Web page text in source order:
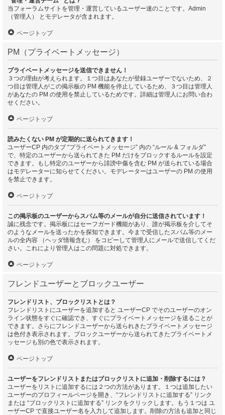
当フォーラムサイトを管理・運営しているユーザー達のことです。Admin
（管理人） とモデレータが含まれます。
ページトップ
PM（プライベートメッセージ）
プライベートメッセージを送信できません！
３つの理由が考えられます。１つ目はあなたが登録ユーザーでないため、２
つ目は管理人がこの掲示板の PM 機能を停止しているため、３つ目は管理人
があなたの PM の使用を禁止しているためです。詳細は管理人にお問い合わ
せください。
ページトップ
読みたくない PM が定期的に送られてきます！
ユーザーCP 内のタブ “プライベートメッセージ” 内の “ルール & フォルダ”
で、特定のユーザーから送られてきた PM だけをブロックするルールを設定
できます。もし特定のユーザーから誹謗中傷を含む PM が送られている場合
はモデレーターに知らせてください。モデレーターはユーザーの PM の使用
を禁止できます。
ページトップ
この掲示板のユーザーからスパム等のメールが自分に送信されています！
誠に残念です。掲示板にはセーフガード機能があり、誰が掲示板を介してそ
のようなメールを送ったかを探知できます。今まで受信したスパム等のメー
ルの全内容 （ヘッダ情報含む） をコピーして管理人にメールで送信してくだ
さい。これにより管理人はこの問題に対処できます。
ページトップ
フレンドユーザーとブロックユーザー
フレンドリスト、ブロックリストとは？
フレンドリストにユーザーを追加すると ユーザーCP でそのユーザーのオン
ライン状態をすぐに確認でき、すぐにプライベートメッセージを送ることが
できます。さらにフレンドユーザーから送られきたプライベートメッセージ
は色付き表示されます。ブロックユーザーから送られてきたプライベートメ
ッセージも別の色で表示されます。
ページトップ
ユーザーをフレンドリストまたはブロックリストに追加・削除するには？
ユーザーをリストに追加するには２つの方法があります。１つは追加したい
ユーザーのプロフィールページを開き、“フレンドリストに追加する” リンク
または “ブロックリストに追加する” リンクをクリックします。もう１つは ユ
ーザーCP で直接ユーザー名を入力して追加します。削除の方法も追加と同じ